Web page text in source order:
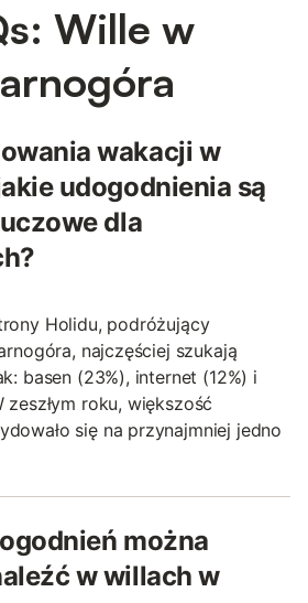
Wille w
wakacji w
udogodnienia są
dla
Holidu, podróżujący
najczęściej szukają
basen (23%), internet (12%) i
roku, większość
się na przynajmniej jedno
można
w willach w